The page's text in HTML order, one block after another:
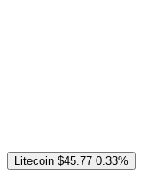
Litecoin $45.77 0.33%